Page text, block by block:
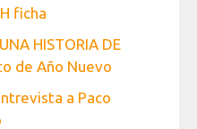
ficha
HISTORIA DE
de Año Nuevo
a Paco